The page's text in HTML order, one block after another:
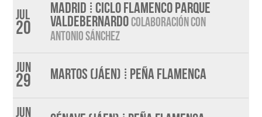
Jul
20
MADRID ⁞ CICLO FLAMENCO PARQUE
VALDEBERNARDOCOLABORACIÓN CON
ANTONIO SÁNCHEZ
Jun
29 MARTOS (JÁEN) ⁞ PEÑA FLAMENCA
Jun